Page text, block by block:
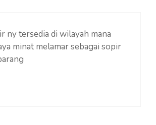
ny tersedia di wilayah mana
minat melamar sebagai sopir